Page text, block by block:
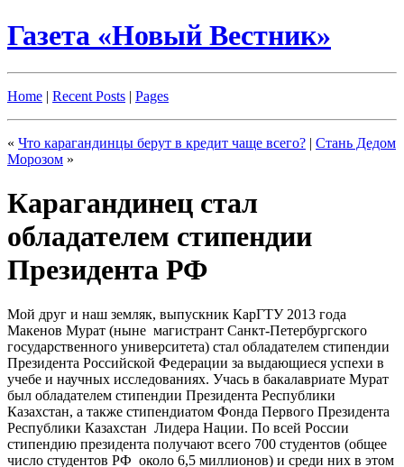
Газета «Новый Вестник»
Home | Recent Posts | Pages
« Что карагандинцы берут в кредит чаще всего? | Стань Дедом
Морозом »
Карагандинец стал
обладателем стипендии
Президента РФ
Мой друг и наш земляк, выпускник КарГТУ 2013 года
Макенов Мурат (ныне магистрант Санкт-Петербургского
государственного университета) стал обладателем стипендии
Президента Российской Федерации за выдающиеся успехи в
учебе и научных исследованиях. Учась в бакалавриате Мурат
был обладателем стипендии Президента Республики
Казахстан, а также стипендиатом Фонда Первого Президента
Республики Казахстан Лидера Нации. По всей России
стипендию президента получают всего 700 студентов (общее
число студентов РФ около 6,5 миллионов) и среди них в этом